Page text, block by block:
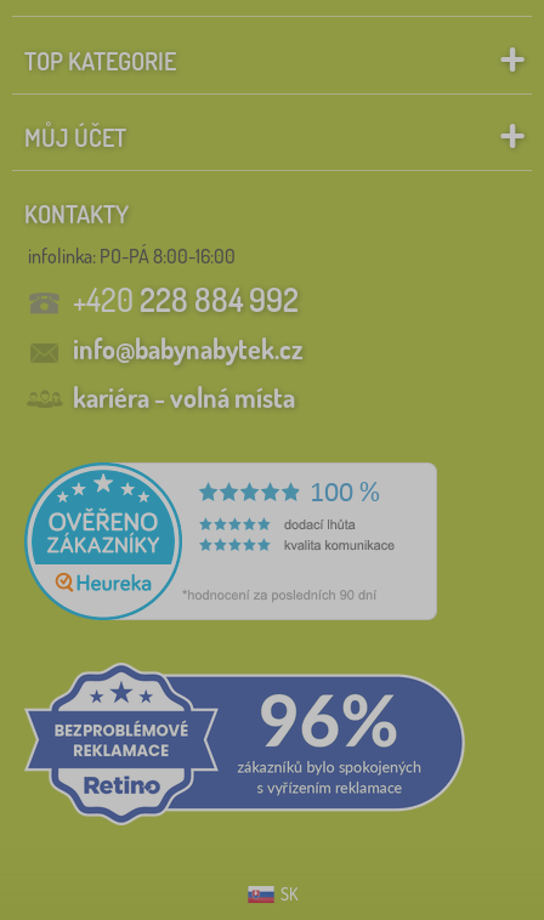
TOP KATEGORIE
MŮJ ÚČET
KONTAKTY
infolinka: PO-PÁ 8:00-16:00
+420228 884 992
info@babynabytek.cz
kariéra - volná místa
SK